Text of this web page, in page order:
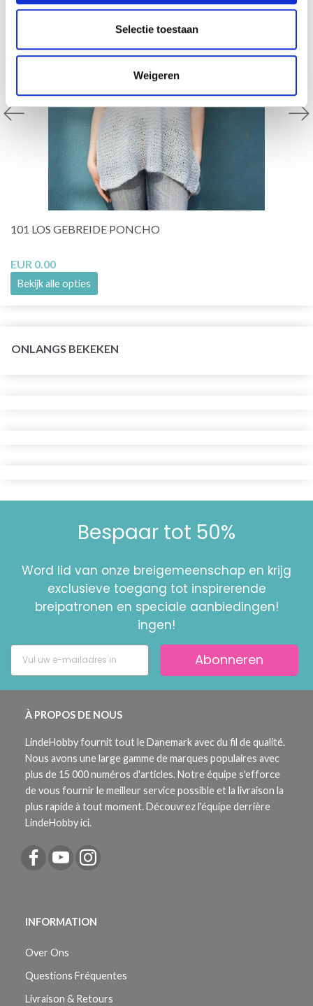
Selectie toestaan
Weigeren
101 LOS GEBREIDE PONCHO
EUR 0.00
Bekijk alle opties
ONLANGS BEKEKEN
Bespaar tot 50%
Word lid van onze breigemeenschap en krijg
exclusieve toegang tot inspirerende
breipatronen en speciale aanbiedingen!
ingen!
Abonneren
À PROPOS DE NOUS
LindeHobby fournit tout le Danemark avec du fil de qualité.
Nous avons une large gamme de marques populaires avec
plus de 15 000 numéros d'articles. Notre équipe s'efforce
de vous fournir le meilleur service possible et la livraison la
plus rapide à tout moment. Découvrez l'équipe derrière
LindeHobby ici.
INFORMATION
Over Ons
Questions Fréquentes
Livraison & Retours